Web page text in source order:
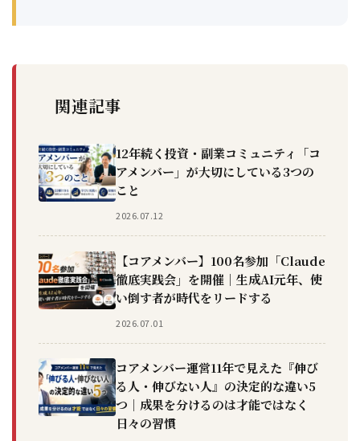
関連記事
12年続く投資・副業コミュニティ「コ
アメンバー」が大切にしている3つの
こと
2026.07.12
【コアメンバー】100名参加「Claude
徹底実践会」を開催｜生成AI元年、使
い倒す者が時代をリードする
2026.07.01
コアメンバー運営11年で見えた『伸び
る人・伸びない人』の決定的な違い5
つ｜成果を分けるのは才能ではなく
日々の習慣